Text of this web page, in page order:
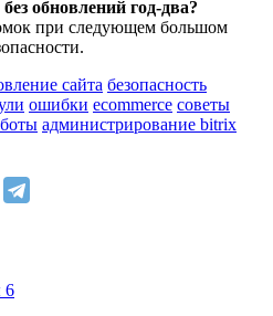
обновлений год-два?
при следующем большом
сайта безопасность
ошибки ecommerce советы
администрирование bitrix
6